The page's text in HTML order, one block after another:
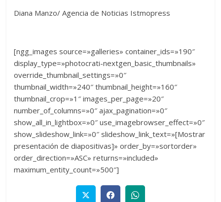
Diana Manzo/ Agencia de Noticias Istmopress
[ngg_images source=»galleries» container_ids=»190″
display_type=»photocrati-nextgen_basic_thumbnails»
override_thumbnail_settings=»0″
thumbnail_width=»240″ thumbnail_height=»160″
thumbnail_crop=»1″ images_per_page=»20″
number_of_columns=»0″ ajax_pagination=»0″
show_all_in_lightbox=»0″ use_imagebrowser_effect=»0″
show_slideshow_link=»0″ slideshow_link_text=»[Mostrar
presentación de diapositivas]» order_by=»sortorder»
order_direction=»ASC» returns=»included»
maximum_entity_count=»500″]